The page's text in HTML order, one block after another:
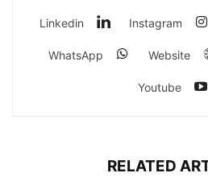
Instagram
Linkedin
Website
WhatsApp
Youtube
RELATED